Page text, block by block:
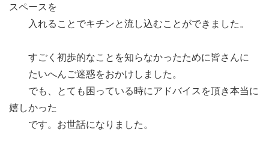
スペースを
入れることでキチンと流し込むことができました。
すごく初歩的なことを知らなかったために皆さんに
たいへんご迷惑をおかけしました。
でも、とても困っている時にアドバイスを頂き本当に
嬉しかった
です。お世話になりました。